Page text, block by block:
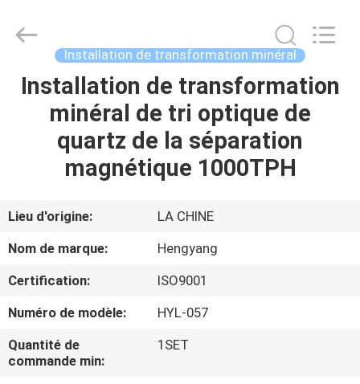
MAISON
PRODUITS
SUJET
DE
NOUS
VISITE
D'USINE
Zhengzhou
Hengyang
Installation de transformation minéral
Installation de transformation
minéral de tri optique de
quartz de la séparation
magnétique 1000TPH
Lieu d'origine:
LA CHINE
Nom de marque:
Hengyang
Certification:
ISO9001
Numéro de modèle:
HYL-057
Quantité de
commande min:
1SET